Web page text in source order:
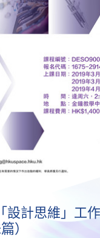
設計思維」工
）